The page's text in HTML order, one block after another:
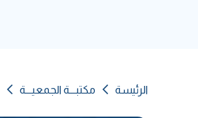
الرئيسة مكتبـــة الجمعيـــة